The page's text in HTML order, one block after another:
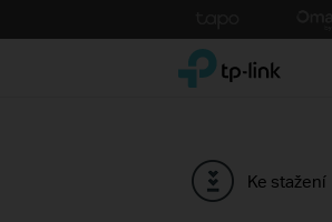
to
TP-Link, Reliably Smart
Ke stažení